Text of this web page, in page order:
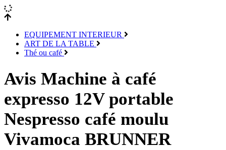
EQUIPEMENT INTERIEUR
ART DE LA TABLE
Thé ou café
Avis Machine à café
expresso 12V portable
Nespresso café moulu
Vivamoca BRUNNER